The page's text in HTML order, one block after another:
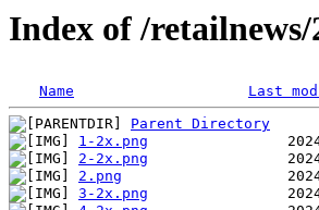
Index of /
Name Last
Parent Directory
1-2x.png
2-2x.png
2.png
3-2x.png